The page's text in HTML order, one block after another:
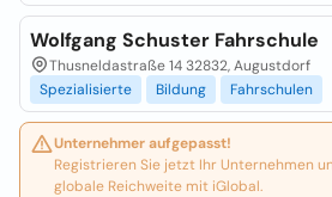
Wolfgang Schuster Fahrschule
Thusneldastraße 14 32832, Augustdorf
Spezialisierte
Bildung Fahrschulen
Unternehmer aufgepasst!
Registrieren Sie jetzt Ihr Unternehmen
globale Reichweite mit iGlobal.